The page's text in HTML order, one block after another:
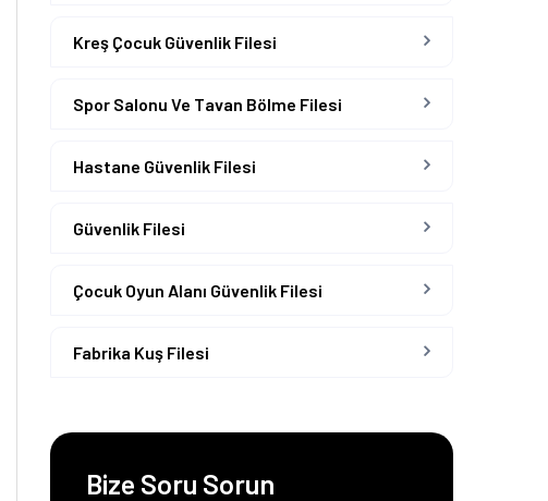
Kreş Çocuk Güvenlik Filesi
Spor Salonu Ve Tavan Bölme Filesi
Hastane Güvenlik Filesi
Güvenlik Filesi
Çocuk Oyun Alanı Güvenlik Filesi
Fabrika Kuş Filesi
Bize Soru Sorun